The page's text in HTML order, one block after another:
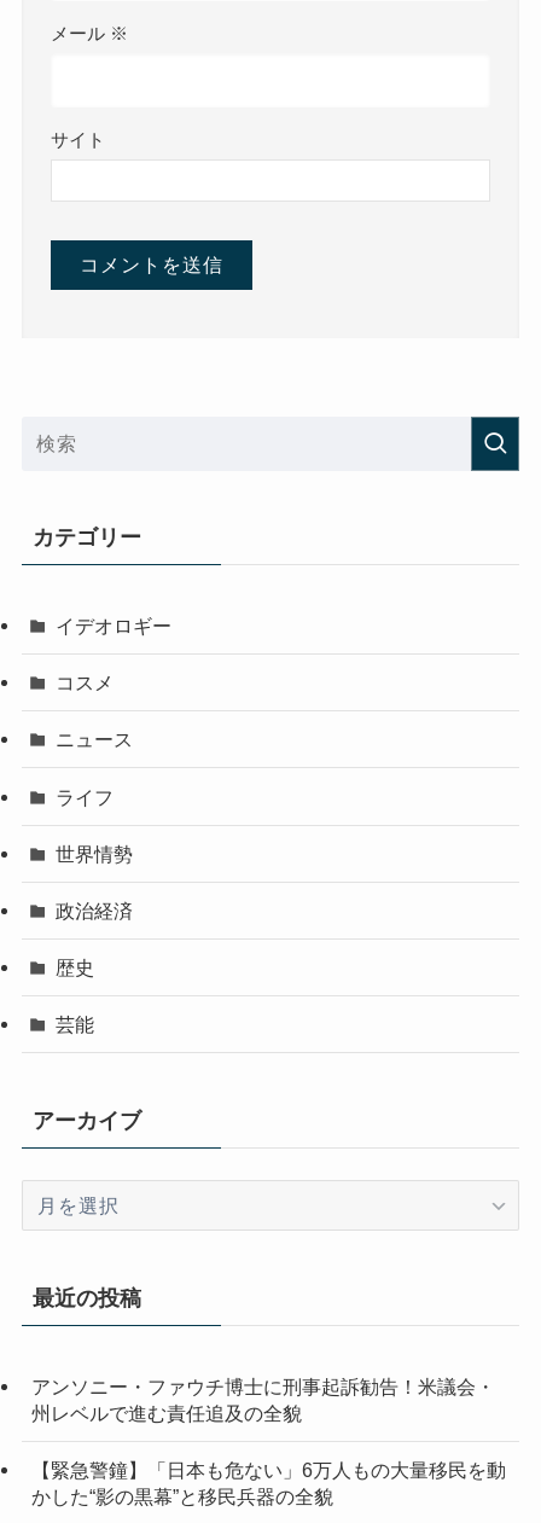
メール ※
サイト
カテゴリー
イデオロギー
コスメ
ニュース
ライフ
世界情勢
政治経済
歴史
芸能
アーカイブ
イ
最近の投稿
アンソニー・ファウチ博士に刑事起訴勧告！米議会・
州レベルで進む責任追及の全貌
【緊急警鐘】「日本も危ない」6万人もの大量移民を動
かした“影の黒幕”と移民兵器の全貌